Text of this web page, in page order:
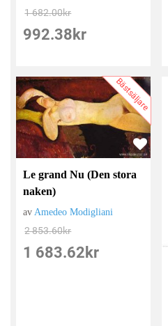
1 682.00kr
992.38 kr
Bästsäljare
Le grand Nu (Den stora
naken)
avAmedeo Modigliani
2 853.60kr
1 683.62 kr